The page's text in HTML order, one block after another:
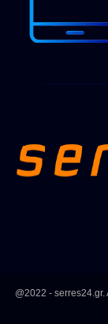
@2022 -